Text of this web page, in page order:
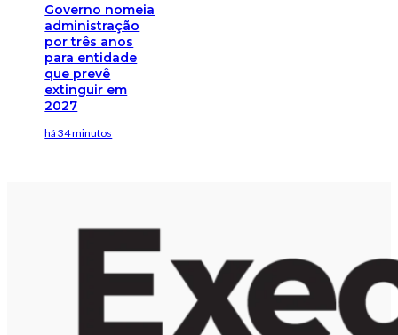
Governo nomeia
administração
por três anos
para entidade
que prevê
extinguir em
2027
há 34 minutos